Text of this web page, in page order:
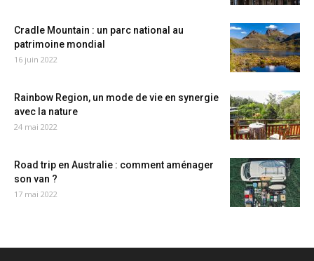
Cradle Mountain : un parc national au
patrimoine mondial
16 juin 2022
Rainbow Region, un mode de vie en synergie
avec la nature
24 mai 2022
Road trip en Australie : comment aménager
son van ?
17 mai 2022